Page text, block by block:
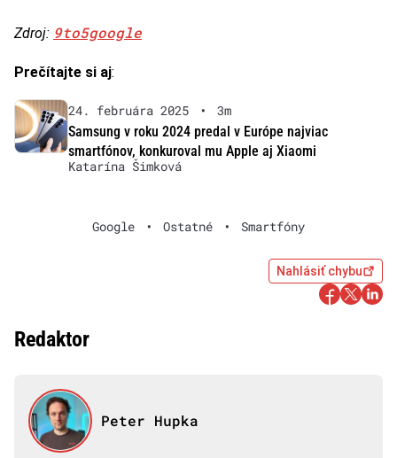
Zdroj: 9to5google
Prečítajte si aj:
24. februára 2025 •
3m
Samsung v roku 2024 predal v Európe najviac
smartfónov, konkuroval mu Apple aj Xiaomi
Katarína Šimková
Google • Ostatné • Smartfóny
Nahlásiť chybu
Redaktor
Peter Hupka